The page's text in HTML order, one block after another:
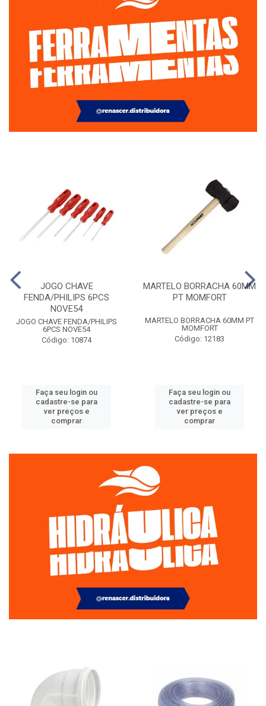
JOGO CHAVE
FENDA/PHILIPS 6PCS
NOVE54
JOGO CHAVE FENDA/PHILIPS
6PCS NOVE54
Código: 10874
Faça seu login ou
cadastre-se para
ver preços e
comprar
MARTELO BORRACHA 60MM
PT MOMFORT
MARTELO BORRACHA 60MM PT
MOMFORT
Código: 12183
Faça seu login ou
cadastre-se para
ver preços e
comprar